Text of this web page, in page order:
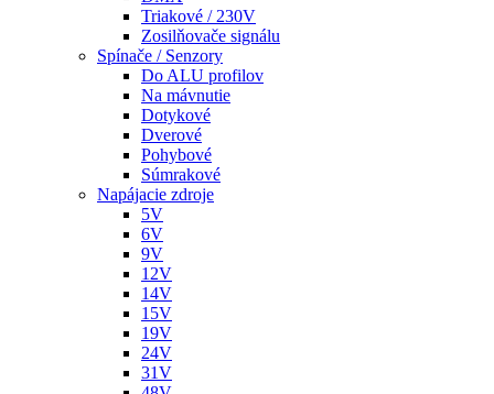
Triakové / 230V
Zosilňovače signálu
Spínače / Senzory
Do ALU profilov
Na mávnutie
Dotykové
Dverové
Pohybové
Súmrakové
Napájacie zdroje
5V
6V
9V
12V
14V
15V
19V
24V
31V